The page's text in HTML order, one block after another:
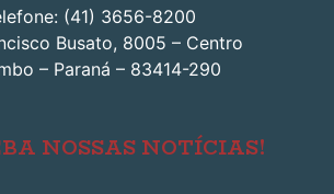
(41) 3656-8200
Busato, 8005 – Centro
– Paraná – 83414-290
NOSSAS NOTÍCIAS!